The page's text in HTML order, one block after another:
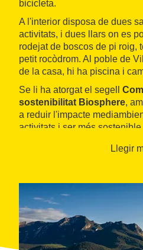
bicicleta.
A l'interior disposa de dues
activitats, i dues llars on es
rodejat de boscos de pi roig,
petit rocòdrom. Al poble de
de la casa, hi ha piscina i
Se li ha atorgat el segell
sostenibilitat Biosphere,
a reduir l'impacte
activitats i ser més sostenible.
Llegir